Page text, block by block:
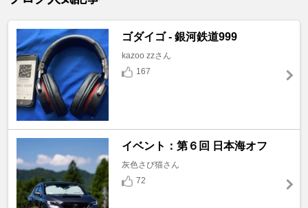
ゴダイゴ - 銀河鉄道999
kazoo zzさん
167
イベント：第６回 日本海オフ
灰色さび猫さん
72